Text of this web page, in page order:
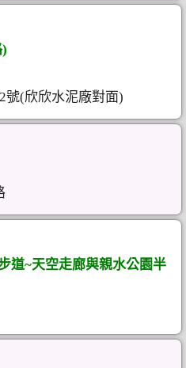
號(欣欣水泥廠對面)
道~天空走廊與親水公園半